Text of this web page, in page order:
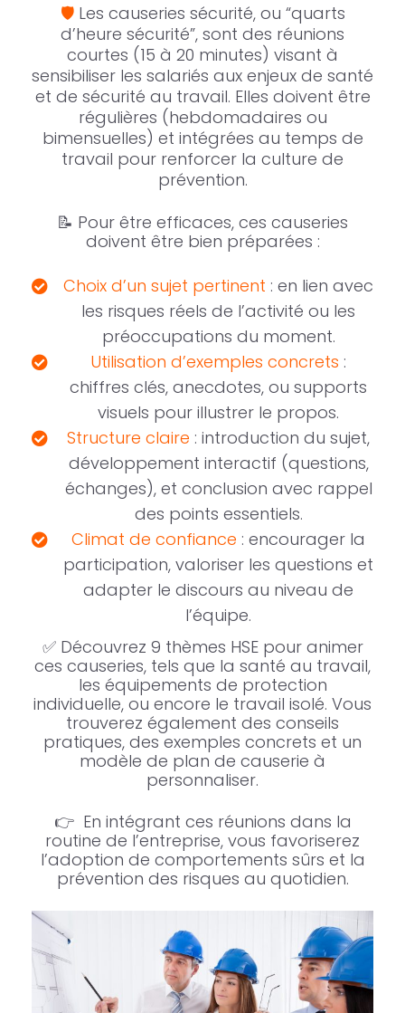
🛡️ Les causeries sécurité, ou “quarts
d’heure sécurité”, sont des réunions
courtes (15 à 20 minutes) visant à
sensibiliser les salariés aux enjeux de santé
et de sécurité au travail. Elles doivent être
régulières (hebdomadaires ou
bimensuelles) et intégrées au temps de
travail pour renforcer la culture de
prévention.​
📝 Pour être efficaces, ces causeries
doivent être bien préparées :​
Choix d’un sujet pertinent : en lien avec
les risques réels de l’activité ou les
préoccupations du moment.
Utilisation d’exemples concrets :
chiffres clés, anecdotes, ou supports
visuels pour illustrer le propos.
Structure claire : introduction du sujet,
développement interactif (questions,
échanges), et conclusion avec rappel
des points essentiels.
Climat de confiance : encourager la
participation, valoriser les questions et
adapter le discours au niveau de
l’équipe.
✅ Découvrez 9 thèmes HSE pour animer
ces causeries, tels que la santé au travail,
les équipements de protection
individuelle, ou encore le travail isolé. Vous
trouverez également des conseils
pratiques, des exemples concrets et un
modèle de plan de causerie à
personnaliser.
👉 En intégrant ces réunions dans la
routine de l’entreprise, vous favoriserez
l’adoption de comportements sûrs et la
prévention des risques au quotidien.